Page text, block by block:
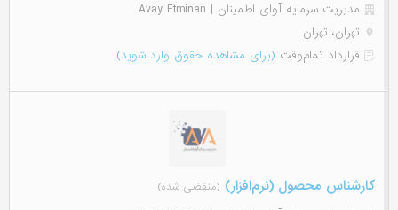
مدیریت سرمایه آوای اطمینان | Avay Etminan
تهران، تهران
قرارداد تمام‌وقت (برای مشاهده حقوق وارد شوید)
کارشناس محصول (نرم‌افزار) (منقضی شده)